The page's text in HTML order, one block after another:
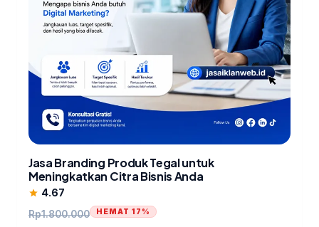
Jasa Branding Produk Tegal untuk
Meningkatkan Citra Bisnis Anda
star 4.67
Rp1.800.000 HEMAT 17%